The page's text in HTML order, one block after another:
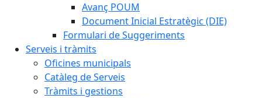
Avanç POUM
Document Inicial Estratègic (DIE)
Formulari de Suggeriments
Serveis i tràmits
Oficines municipals
Catàleg de Serveis
Tràmits i gestions